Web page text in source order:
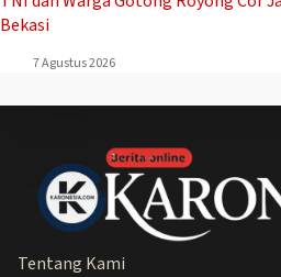
Bekasi
7 Agustus 2026
Tentang Kami